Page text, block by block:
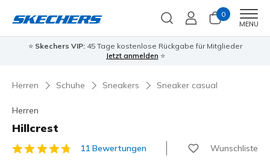
0
MENU
⭐ Skechers VIP:45 Tage kostenlose Rückgabe für Mitglieder
Jetzt anmelden ⭐
Herren Schuhe Sneakers Sneaker casual
Herren
Hillcrest
3,1 von 5 Kundenbewertungen
11 Bewertungen Wunschliste